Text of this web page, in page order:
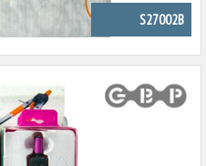
S27002B